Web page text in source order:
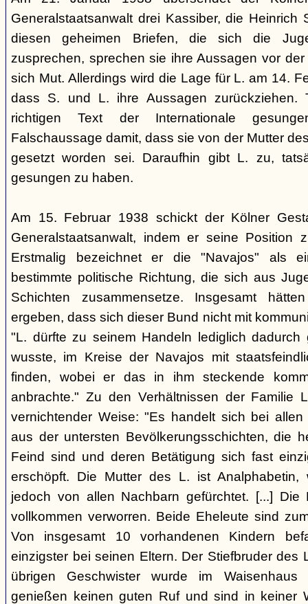
Generalstaatsanwalt drei Kassiber, die
diesen geheimen Briefen, die sich die
zusprechen, sprechen sie ihre Aussagen vor
sich Mut. Allerdings wird die Lage für L. am 14.
dass S. und L. ihre Aussagen zurückziehen.
richtigen Text der Internationale
Falschaussage damit, dass sie von der Mutter
gesetzt worden sei. Daraufhin gibt L. zu,
gesungen zu haben.
Am 15. Februar 1938 schickt der Kölner
Generalstaatsanwalt, indem er seine Position
Erstmalig bezeichnet er die "Navajos" als
bestimmte politische Richtung, die sich aus
Schichten zusammensetze. Insgesamt
ergeben, dass sich dieser Bund nicht mit
"L. dürfte zu seinem Handeln lediglich dadurch
wusste, im Kreise der Navajos mit
finden, wobei er das in ihm steckende
anbrachte." Zu den Verhältnissen der Familie
vernichtender Weise: "Es handelt sich bei
aus der untersten Bevölkerungsschichten, die
Feind sind und deren Betätigung sich fast
erschöpft. Die Mutter des L. ist Analphabetin,
jedoch von allen Nachbarn gefürchtet. [...] Die
vollkommen verworren. Beide Eheleute sind
Von insgesamt 10 vorhandenen Kindern
einzigster bei seinen Eltern. Der Stiefbruder des
übrigen Geschwister wurde im Waisenhaus
genießen keinen guten Ruf und sind in keiner